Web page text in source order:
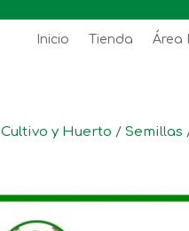
Inicio Tienda Área
Cultivo y Huerto / Semillas